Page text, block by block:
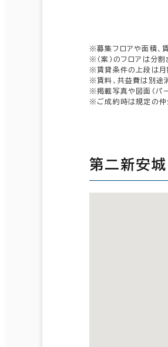
※募集フロアや面積、
※（案）のフロアは分
※賃貸条件の上段は月
※賃料、共益費は別途
※掲載写真や図面（パ
※ご成約時は規定の仲
第二新安